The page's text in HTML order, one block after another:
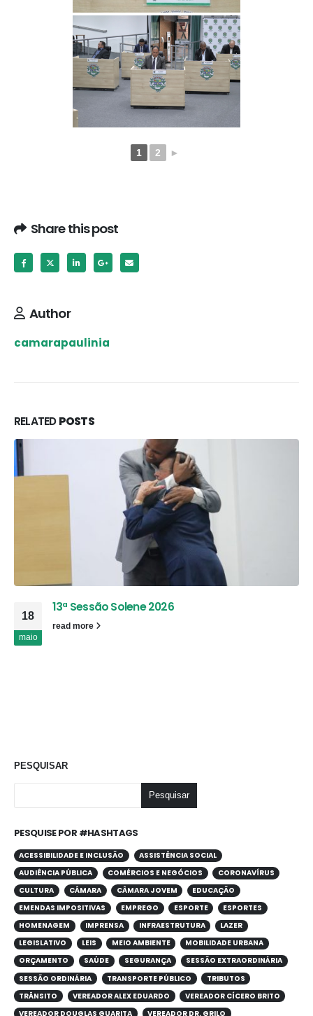
1 2 ►
Share this post
Author
camarapaulinia
RELATEDPOSTS
18
maio
13ª Sessão Solene 2026
read more
PESQUISAR
Pesquisar
PESQUISE POR #HASHTAGS
ACESSIBILIDADE E INCLUSÃO
ASSISTÊNCIA SOCIAL
AUDIÊNCIA PÚBLICA
COMÉRCIOS E NEGÓCIOS
CORONAVÍRUS
CULTURA
CÂMARA CÂMARA JOVEM
EDUCAÇÃO
EMENDAS IMPOSITIVAS
EMPREGO ESPORTE
ESPORTES
HOMENAGEM
IMPRENSA INFRAESTRUTURA
LAZER
LEGISLATIVO
LEIS MEIO AMBIENTE
MOBILIDADE URBANA
ORÇAMENTO
SAÚDE SEGURANÇA
SESSÃO EXTRAORDINÁRIA
SESSÃO ORDINÁRIA
TRANSPORTE PÚBLICO
TRIBUTOS
TRÂNSITO
VEREADOR ALEX EDUARDO
VEREADOR CÍCERO BRITO
VEREADOR DOUGLAS GUARITA
VEREADOR DR. GRILO